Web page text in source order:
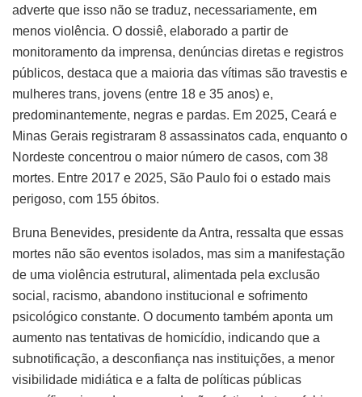
adverte que isso não se traduz, necessariamente, em
menos violência. O dossiê, elaborado a partir de
monitoramento da imprensa, denúncias diretas e registros
públicos, destaca que a maioria das vítimas são travestis e
mulheres trans, jovens (entre 18 e 35 anos) e,
predominantemente, negras e pardas. Em 2025, Ceará e
Minas Gerais registraram 8 assassinatos cada, enquanto o
Nordeste concentrou o maior número de casos, com 38
mortes. Entre 2017 e 2025, São Paulo foi o estado mais
perigoso, com 155 óbitos.
Bruna Benevides, presidente da Antra, ressalta que essas
mortes não são eventos isolados, mas sim a manifestação
de uma violência estrutural, alimentada pela exclusão
social, racismo, abandono institucional e sofrimento
psicológico constante. O documento também aponta um
aumento nas tentativas de homicídio, indicando que a
subnotificação, a desconfiança nas instituições, a menor
visibilidade midiática e a falta de políticas públicas